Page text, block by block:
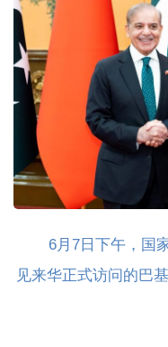
6月7日下午，国
见来华正式访问的巴